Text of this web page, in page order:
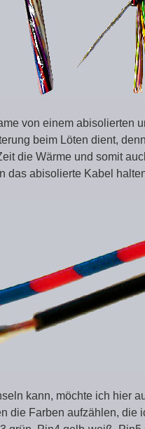
von einem abisolierten
beim Löten dient,
die Wärme und somit
das abisolierte Kabel
kann, möchte ich hier
die Farben aufzählen, die